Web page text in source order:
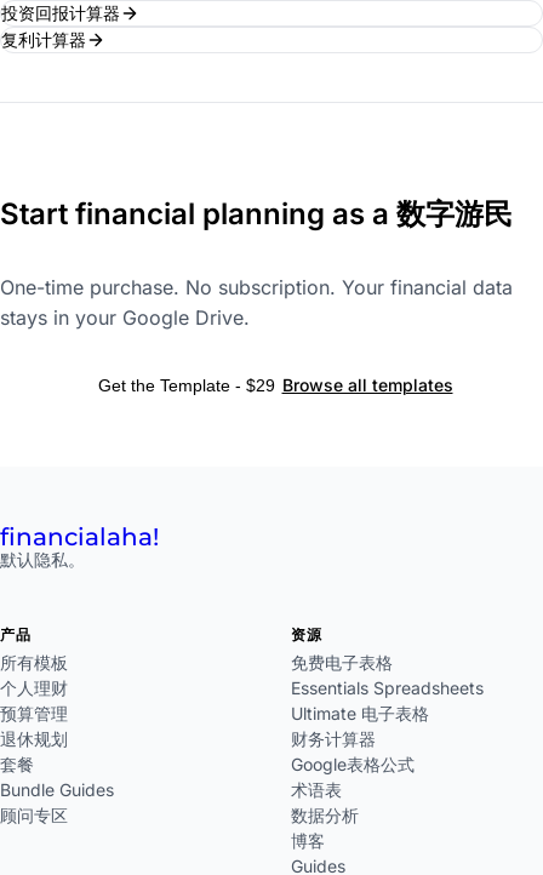
投资回报计算器
复利计算器
Start financial planning as a 数字游民
One-time purchase. No subscription. Your financial data
stays in your Google Drive.
Get the Template - $29 Browse all templates
financialaha!
默认隐私。
产品
所有模板
个人理财
预算管理
退休规划
套餐
Bundle Guides
顾问专区
资源
免费电子表格
Essentials Spreadsheets
Ultimate 电子表格
财务计算器
Google表格公式
术语表
数据分析
博客
Guides